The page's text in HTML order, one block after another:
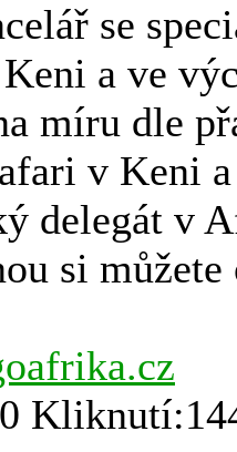
se
a ve
míru dle
v Keni
delegát v
si můžete